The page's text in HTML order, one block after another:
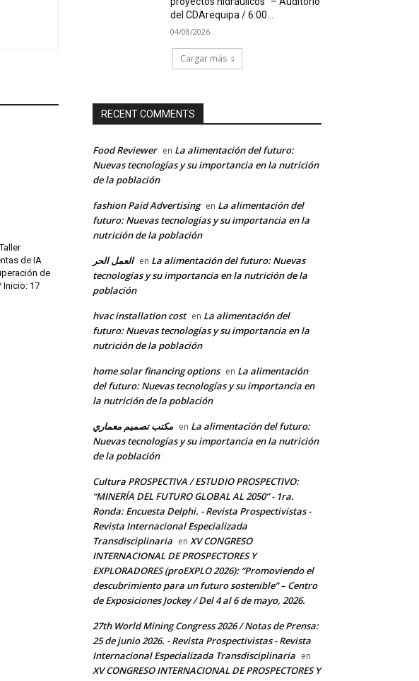
de IA
de
Inicio: 17
del CDArequipa / 6:00...
04/08/2026
Cargar más
RECENT COMMENTS
Food Reviewer en La alimentación del futuro:
Nuevas tecnologías y su importancia en la nutrición
de la población
fashion Paid Advertising en La alimentación del
futuro: Nuevas tecnologías y su importancia en la
nutrición de la población
العمل الحر en La alimentación del futuro: Nuevas
tecnologías y su importancia en la nutrición de la
población
hvac installation cost en La alimentación del
futuro: Nuevas tecnologías y su importancia en la
nutrición de la población
home solar financing options en La alimentación
del futuro: Nuevas tecnologías y su importancia en
la nutrición de la población
مكتب تصميم معماري en La alimentación del futuro:
Nuevas tecnologías y su importancia en la nutrición
de la población
Cultura PROSPECTIVA / ESTUDIO PROSPECTIVO:
“MINERÍA DEL FUTURO GLOBAL AL 2050” - 1ra.
Ronda: Encuesta Delphi. - Revista Prospectivistas -
Revista Internacional Especializada
Transdisciplinaria en XV CONGRESO
INTERNACIONAL DE PROSPECTORES Y
EXPLORADORES (proEXPLO 2026): “Promoviendo el
descubrimiento para un futuro sostenible” – Centro
de Exposiciones Jockey / Del 4 al 6 de mayo, 2026.
27th World Mining Congress 2026 / Notas de Prensa:
25 de junio 2026. - Revista Prospectivistas - Revista
Internacional Especializada Transdisciplinaria en
XV CONGRESO INTERNACIONAL DE PROSPECTORES Y